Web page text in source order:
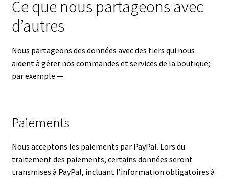
Ce que nous partageons avec
d’autres
Nous partageons des données avec des tiers qui nous
aident à gérer nos commandes et services de la boutique;
par exemple —
Paiements
Nous acceptons les paiements par PayPal. Lors du
traitement des paiements, certains données seront
transmises à PayPal, incluant l’information obligatoires à